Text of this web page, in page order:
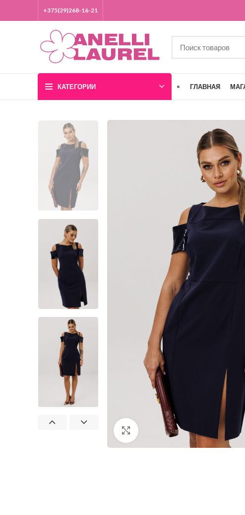
+375(29)268-16-21
КАТЕГОРИИ ГЛАВНАЯ
Нажмите, чтобы увеличить